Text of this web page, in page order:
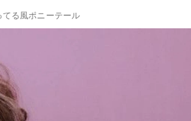
る風ポニーテール